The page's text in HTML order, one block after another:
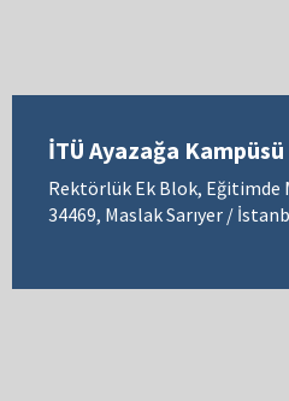
İTÜ Ayazağa Kampüsü
Rektörlük Ek Blok, Eğitimde
34469, Maslak Sarıyer /